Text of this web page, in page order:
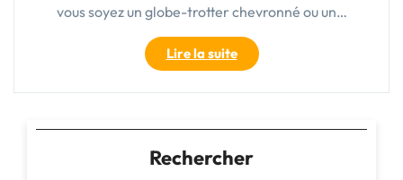
vous soyez un globe-trotter chevronné ou un…
Lire la suite"Sac
Homme
Voyage
Cuir
:
L’Accessoire
Rechercher